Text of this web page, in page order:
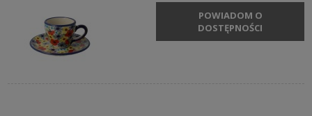
POWIADOM O
DOSTĘPNOŚCI